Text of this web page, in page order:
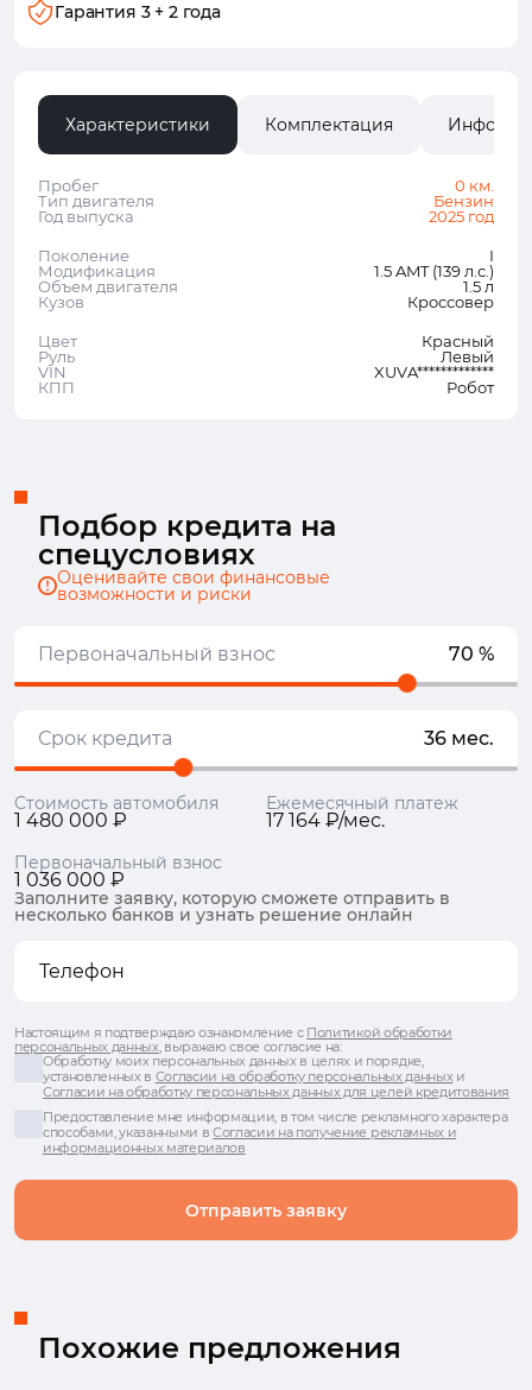
Гарантия 3 + 2 года
Характеристики Комплектация
Пробег
0 км.
Тип двигателя
Бензин
Год выпуска
2025 год
Поколение
I
Модификация
1.5 AMT (139 л.с.)
Объем двигателя
1.5 л
Кузов
Кроссовер
Цвет
Красный
Руль
Левый
VIN
XUVA*************
КПП
Робот
Подбор кредита на
спецусловиях
Оценивайте свои финансовые
возможности и риски
Первоначальный взнос 70 %
Срок кредита 36 мес.
Стоимость автомобиля
1 480 000 ₽
Ежемесячный платеж
17 164 ₽/мес.
Первоначальный взнос
1 036 000 ₽
Заполните заявку, которую сможете отправить в
несколько банков и узнать решение онлайн
Отправить заявку
Настоящим я подтверждаю ознакомление с Политикой обработки
персональных данных, выражаю свое согласие на:
Обработку моих персональных данных в целях и порядке,
установленных в Согласии на обработку персональных данныхи
Согласии на обработку персональных данных для целей кредитования
Предоставление мне информации, в том числе рекламного характера
способами, указанными вСогласии на получение рекламных и
информационных материалов
Похожие предложения